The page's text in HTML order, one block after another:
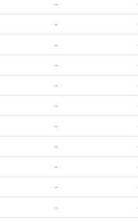
-
-
-
-
-
-
-
-
-
-
-